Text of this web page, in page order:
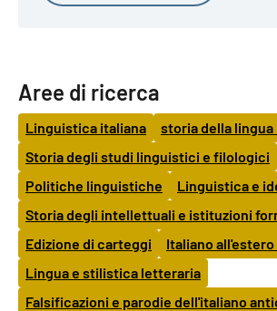
Aree di ricerca
Linguistica italiana
storia della lingua
Storia degli studi linguistici e filologici
Politiche linguistiche
Linguistica e
Storia degli intellettuali e istituzioni
Edizione di carteggi
Italiano
Lingua e stilistica letteraria
Falsificazioni e parodie dell'italiano